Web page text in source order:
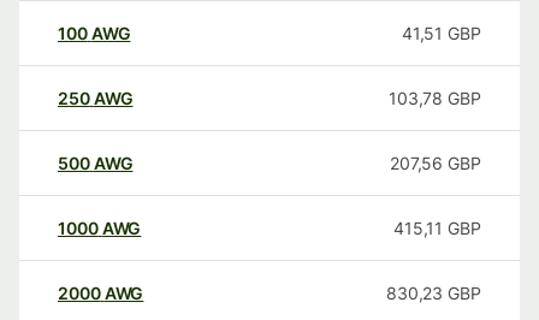
100AWG 41,51 GBP
250AWG 103,78 GBP
500AWG 207,56 GBP
1000AWG 415,11 GBP
2000AWG 830,23 GBP